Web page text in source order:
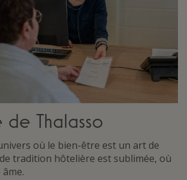
de Thalasso
où le bien-être est un art de
tradition hôtelière est sublimée, où